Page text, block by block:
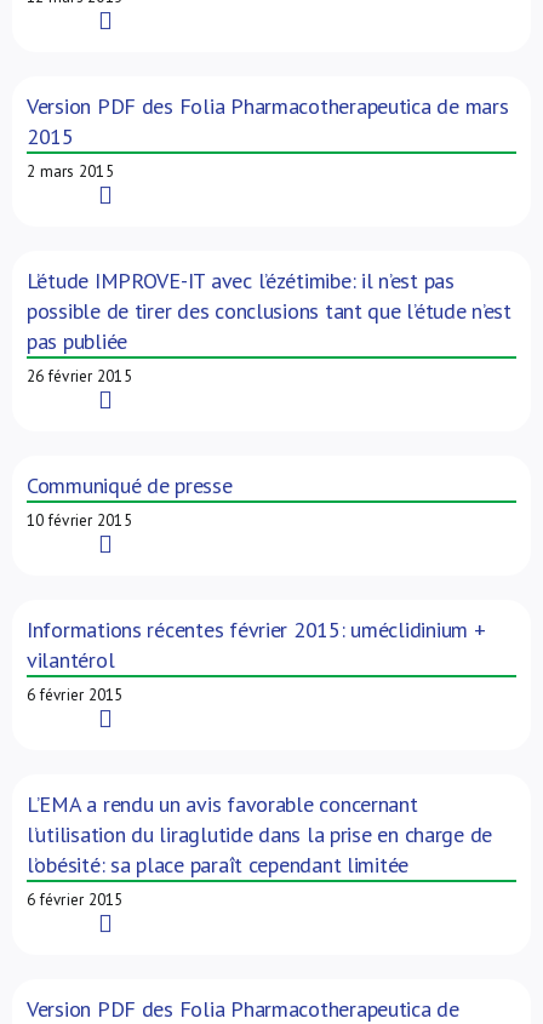
Version PDF des Folia Pharmacotherapeutica de mars
2015
2 mars 2015
L’étude IMPROVE-IT avec l’ézétimibe: il n’est pas
possible de tirer des conclusions tant que l’étude n’est
pas publiée
26 février 2015
Communiqué de presse
10 février 2015
Informations récentes février 2015: uméclidinium +
vilantérol
6 février 2015
L’EMA a rendu un avis favorable concernant
l’utilisation du liraglutide dans la prise en charge de
l’obésité: sa place paraît cependant limitée
6 février 2015
Version PDF des Folia Pharmacotherapeutica de